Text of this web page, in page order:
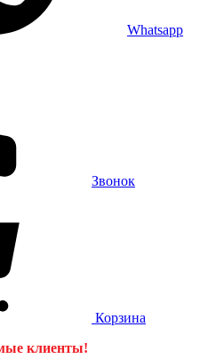
Whatsapp
Звонок
Корзина
клиенты!